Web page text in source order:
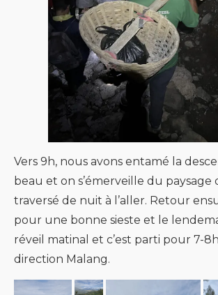
Vers 9h, nous avons entamé la
beau et on s’émerveille du paysage
traversé de nuit à l’aller. Retour
pour une bonne sieste et le
réveil matinal et c’est parti pour 7-
direction Malang.